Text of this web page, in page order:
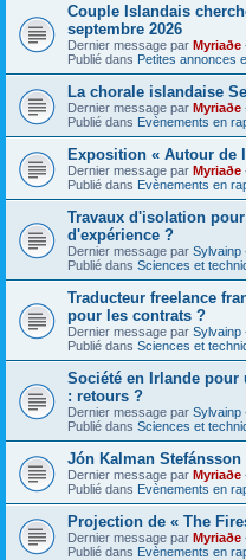
Couple Islandais
septembre 2026
Dernier message par Myriaðe
Publié dans Petites annonces
La chorale islandaise
Dernier message par Myriaðe
Publié dans Evènements en
Exposition « Autour de
Dernier message par Myriaðe
Publié dans Evènements en
Travaux d'isolation
d'expérience ?
Dernier message par Sylvainp
Publié dans Sciences et
Traducteur freelance
pour les contrats ?
Dernier message par Sylvainp
Publié dans Sciences et
Société en Irlande pour
: retours ?
Dernier message par Sylvainp
Publié dans Sciences et
Jón Kalman
Dernier message par Myriaðe
Publié dans Evènements en
Projection de « The
Dernier message par Myriaðe
Publié dans Evènements en